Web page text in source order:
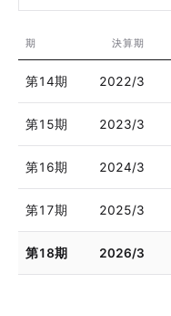
期 決算期
第14期 2022/3
第15期 2023/3
第16期 2024/3
第17期 2025/3
第18期 2026/3